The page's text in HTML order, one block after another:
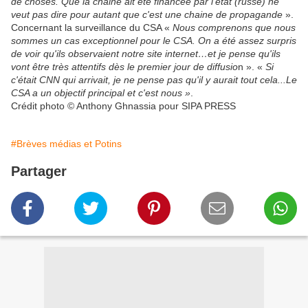
veut pas dire pour autant que c'est une chaine de propagande ».
Concernant la surveillance du CSA « Nous comprenons que nous
sommes un cas exceptionnel pour le CSA. On a été assez surpris
de voir qu'ils observaient notre site internet…et je pense qu'ils
vont être très attentifs dès le premier jour de diffusion ». « Si
c'était CNN qui arrivait, je ne pense pas qu'il y aurait tout cela...Le
CSA a un objectif principal et c'est nous »
Crédit photo © Anthony Ghnassia pour SIPA PRESS
#Brèves médias et Potins
Partager